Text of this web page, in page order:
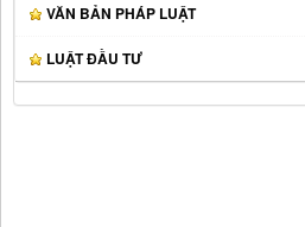
VĂN BẢN PHÁP LUẬT
LUẬT ĐẦU TƯ